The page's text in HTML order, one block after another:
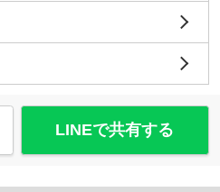
LINEで共有する